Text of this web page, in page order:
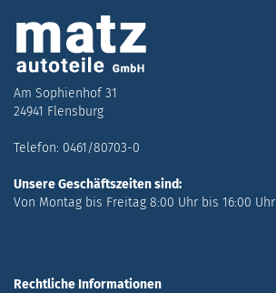
Am Sophienhof 31
24941 Flensburg
Telefon: 0461/80703-0
Unsere Geschäftszeiten sind:
Von Montag bis Freitag 8:00 Uhr bis 16:00 Uhr
Rechtliche Informationen